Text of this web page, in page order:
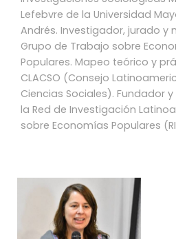
Lefebvre de la Universidad
Andrés. Investigador, jurado y
Grupo de Trabajo sobre
Populares. Mapeo teórico y
CLACSO (Consejo
Ciencias Sociales). Fundador
la Red de Investigación
sobre Economías Populares